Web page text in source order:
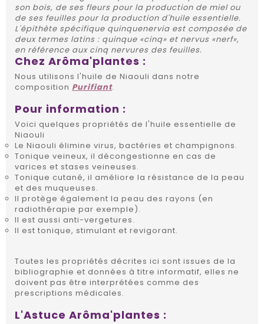
son bois, de ses fleurs pour la production de miel ou
de ses feuilles pour la production d'huile essentielle.
L'épithète spécifique quinquenervia est composée de
deux termes latins : quinque «cinq» et nervus «nerf»,
en référence aux cinq nervures des feuilles.
Chez Arôma'plantes :
Nous utilisons l'huile de Niaouli dans notre
composition Purifiant.
Pour information :
Voici quelques propriétés de l'huile essentielle de
Niaouli
Le Niaouli élimine virus, bactéries et champignons.
Tonique veineux, il décongestionne en cas de
varices et stases veineuses.
Tonique cutané, il améliore la résistance de la peau
et des muqueuses.
Il protège également la peau des rayons (en
radiothérapie par exemple).
Il est aussi anti-vergetures.
Il est tonique, stimulant et revigorant.
Toutes les propriétés décrites ici sont issues de la
bibliographie et données à titre informatif, elles ne
doivent pas être interprétées comme des
prescriptions médicales.
L'Astuce Arôma'plantes :